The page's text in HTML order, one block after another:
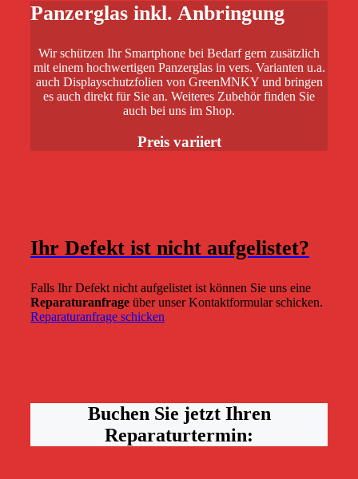
Panzerglas inkl. Anbringung
Wir schützen Ihr Smartphone bei Bedarf gern zusätzlich
mit einem hochwertigen Panzerglas in vers. Varianten u.a.
auch Displayschutzfolien von GreenMNKY und bringen
es auch direkt für Sie an. Weiteres Zubehör finden Sie
auch bei uns im Shop.
Preis variiert
Ihr Defekt ist nicht aufgelistet?
Falls Ihr Defekt nicht aufgelistet ist können Sie uns eine
Reparaturanfrage über unser Kontaktformular schicken.
Reparaturanfrage schicken
Buchen Sie jetzt Ihren
Reparaturtermin: